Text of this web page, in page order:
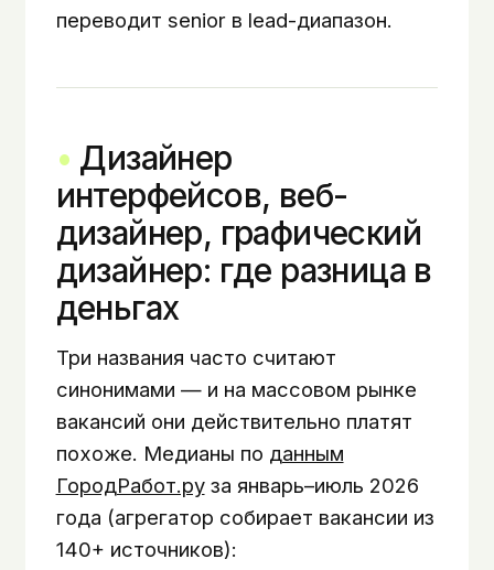
переводит senior в lead-диапазон.
Дизайнер
интерфейсов, веб-
дизайнер, графический
дизайнер: где разница в
деньгах
Три названия часто считают
синонимами — и на массовом рынке
вакансий они действительно платят
похоже. Медианы по данным
ГородРабот.руза январь–июль 2026
года (агрегатор собирает вакансии из
140+ источников):